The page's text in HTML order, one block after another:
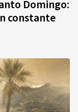
Domingo:
constante